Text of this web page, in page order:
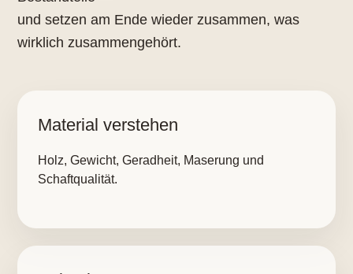
und setzen am Ende wieder zusammen, was
wirklich zusammengehört.
Material verstehen
Holz, Gewicht, Geradheit, Maserung und
Schaftqualität.